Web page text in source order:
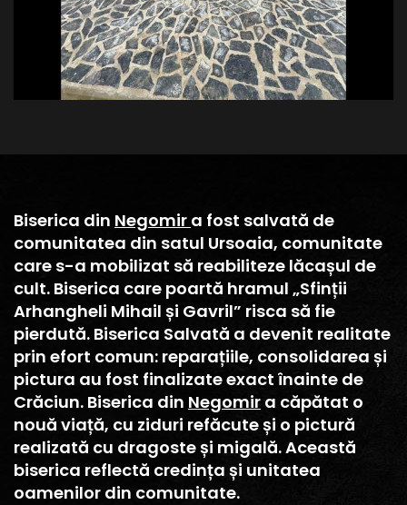
Biserica din Negomir a fost salvată de
comunitatea din satul Ursoaia, comunitate
care s-a mobilizat să reabiliteze lăcașul de
cult. Biserica care poartă hramul „Sfinții
Arhangheli Mihail și Gavril” risca să fie
pierdută. Biserica Salvată a devenit realitate
prin efort comun: reparațiile, consolidarea și
pictura au fost finalizate exact înainte de
Crăciun. Biserica din Negomir a căpătat o
nouă viață, cu ziduri refăcute și o pictură
realizată cu dragoste și migală. Această
biserica reflectă credința și unitatea
oamenilor din comunitate.